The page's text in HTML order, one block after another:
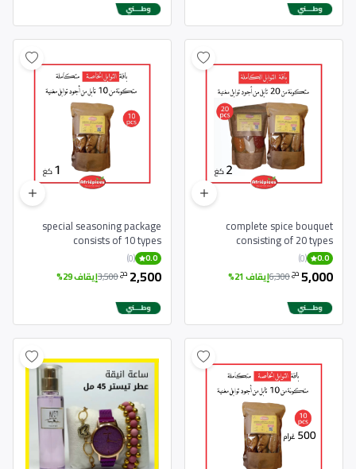
complete spice bouquet
consisting of 20 types
0.0
(0)
5,000دج6,300إيقاف 21%
special seasoning package
consists of 10 types
0.0
(0)
2,500 دج3,500إيقاف 29%